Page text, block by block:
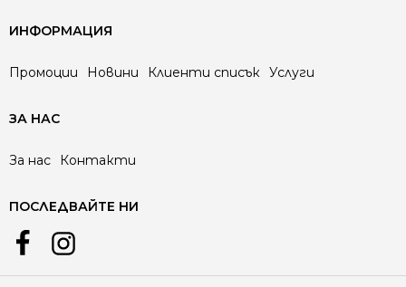
ИНФОРМАЦИЯ
Промоции Новини Клиенти списък Услуги
ЗА НАС
За нас Контакти
ПОСЛЕДВАЙТЕ НИ